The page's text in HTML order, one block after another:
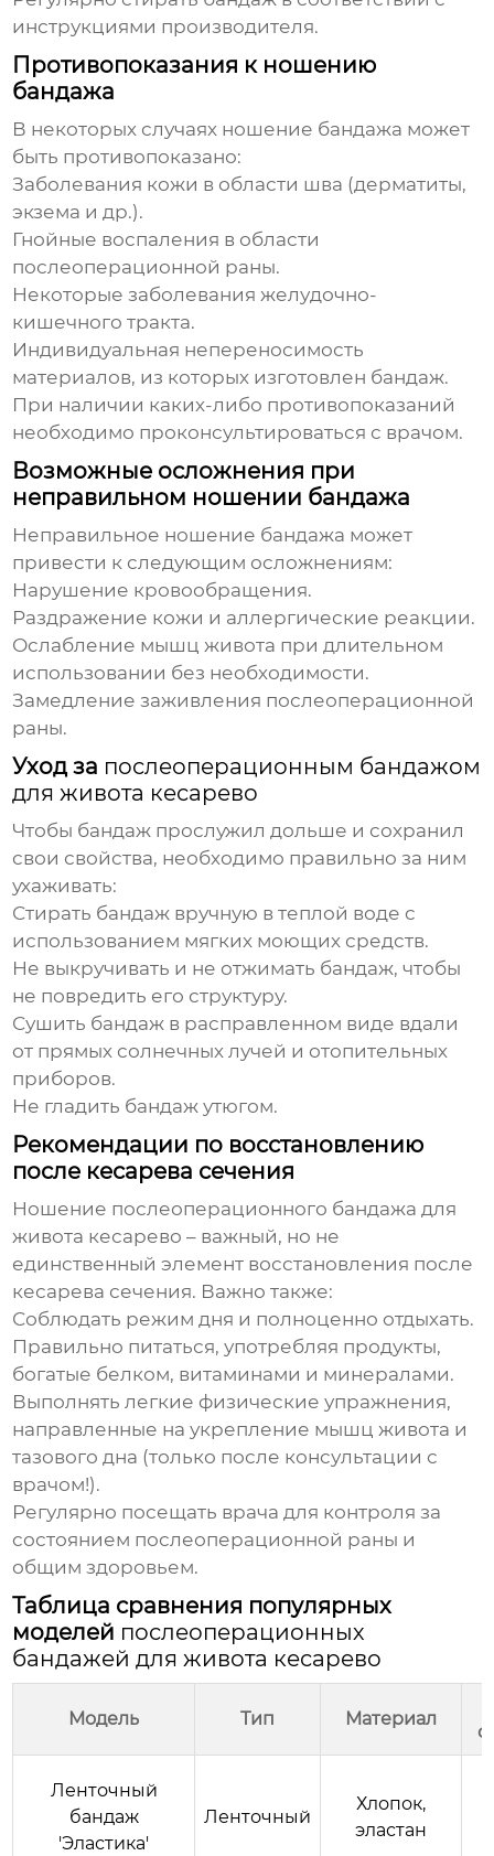
инструкциями производителя.
Противопоказания к ношению
бандажа
В некоторых случаях ношение бандажа может
быть противопоказано:
Заболевания кожи в области шва (дерматиты,
экзема и др.).
Гнойные воспаления в области
послеоперационной раны.
Некоторые заболевания желудочно-
кишечного тракта.
Индивидуальная непереносимость
материалов, из которых изготовлен бандаж.
При наличии каких-либо противопоказаний
необходимо проконсультироваться с врачом.
Возможные осложнения при
неправильном ношении бандажа
Неправильное ношение бандажа может
привести к следующим осложнениям:
Нарушение кровообращения.
Раздражение кожи и аллергические реакции.
Ослабление мышц живота при длительном
использовании без необходимости.
Замедление заживления послеоперационной
раны.
Уход за послеоперационным бандажом
для живота кесарево
Чтобы бандаж прослужил дольше и сохранил
свои свойства, необходимо правильно за ним
ухаживать:
Стирать бандаж вручную в теплой воде с
использованием мягких моющих средств.
Не выкручивать и не отжимать бандаж, чтобы
не повредить его структуру.
Сушить бандаж в расправленном виде вдали
от прямых солнечных лучей и отопительных
приборов.
Не гладить бандаж утюгом.
Рекомендации по восстановлению
после кесарева сечения
Ношение послеоперационного бандажа для
живота кесарево – важный, но не
единственный элемент восстановления после
кесарева сечения. Важно также:
Соблюдать режим дня и полноценно отдыхать.
Правильно питаться, употребляя продукты,
богатые белком, витаминами и минералами.
Выполнять легкие физические упражнения,
направленные на укрепление мышц живота и
тазового дна (только после консультации с
врачом!).
Регулярно посещать врача для контроля за
состоянием послеоперационной раны и
общим здоровьем.
Таблица сравнения популярных
моделей послеоперационных
бандажей для живота кесарево
Модель Тип Материал
Ленточный
бандаж
'Эластика'
Ленточный
Хлопок,
эластан